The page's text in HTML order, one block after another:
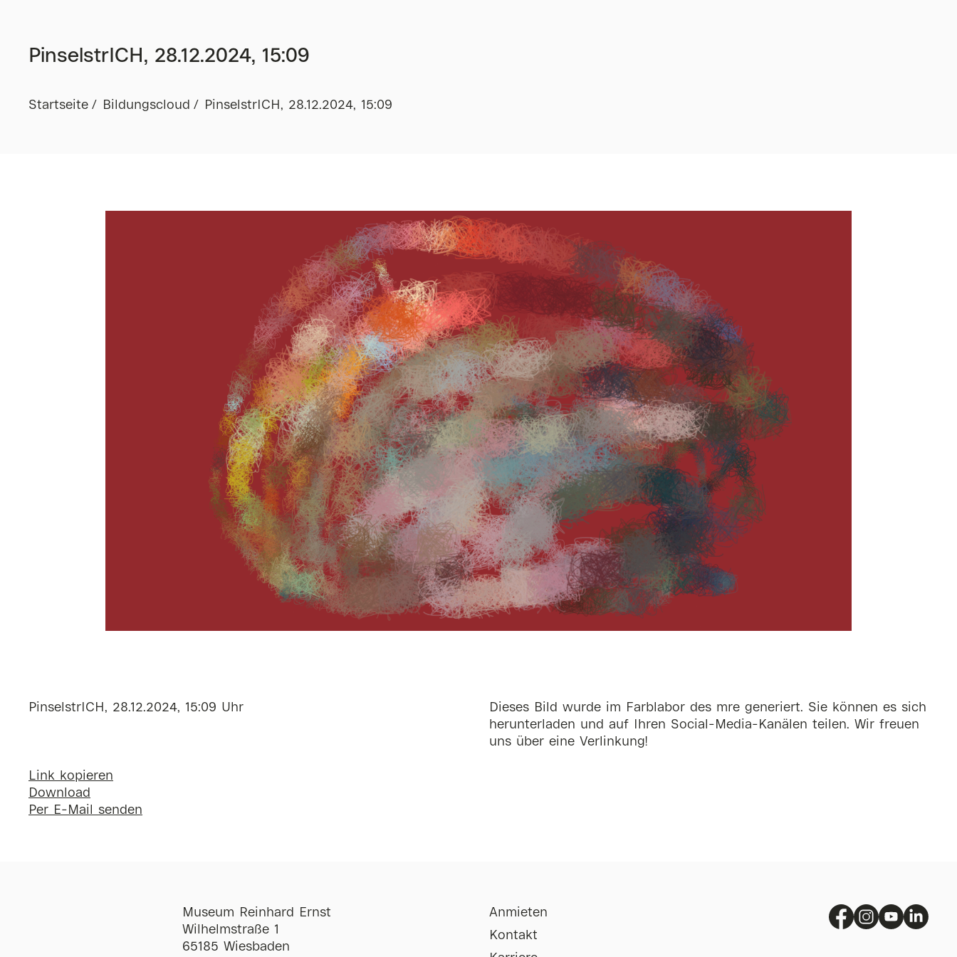
PinselstrICH, 28.12.2024, 15:09
Startseite Bildungscloud PinselstrICH, 28.12.2024, 15:09
PinselstrICH, 28.12.2024, 15:09 Uhr
Link kopieren
Download
Per E-Mail senden
Dieses Bild wurde im Farblabor des mre generiert. Sie können es sich
herunterladen und auf Ihren Social-Media-Kanälen teilen. Wir freuen
uns über eine Verlinkung!
Museum Reinhard Ernst
Wilhelmstraße 1
65185 Wiesbaden
Anmieten
Kontakt